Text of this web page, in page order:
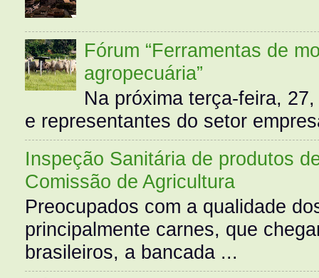
Fórum “Ferramentas de
agropecuária”
Na próxima terça-feira,
e representantes do setor
Inspeção Sanitária de produtos
Comissão de Agricultura
Preocupados com a qualidade
principalmente carnes, que
brasileiros, a bancada ...